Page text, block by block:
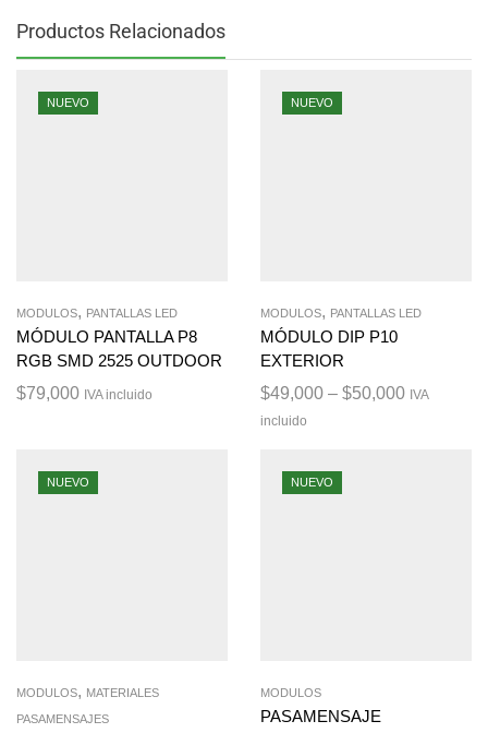
Productos Relacionados
NUEVO
MODULOS, PANTALLAS LED
MÓDULO PANTALLA P8
RGB SMD 2525 OUTDOOR
$79,000 IVA incluido
NUEVO
MODULOS, PANTALLAS LED
MÓDULO DIP P10
EXTERIOR
$49,000 – $50,000 IVA
incluido
NUEVO
MODULOS, MATERIALES
PASAMENSAJES
NUEVO
MODULOS
PASAMENSAJE